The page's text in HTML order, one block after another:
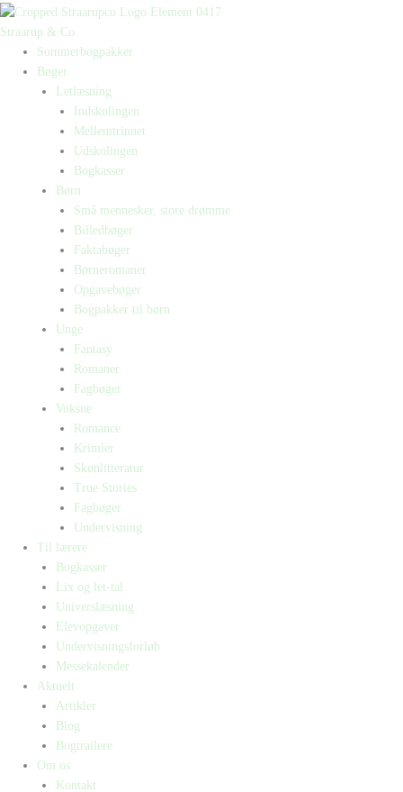
Straarup & Co
Sommerbogpakker
Bøger
Letlæsning
Indskolingen
Mellemtrinnet
Udskolingen
Bogkasser
Børn
Små mennesker, store drømme
Billedbøger
Faktabøger
Børneromaner
Opgavebøger
Bogpakker til børn
Unge
Fantasy
Romaner
Fagbøger
Voksne
Romance
Krimier
Skønlitteratur
True Stories
Fagbøger
Undervisning
Til lærere
Bogkasser
Lix og let-tal
Universlæsning
Elevopgaver
Undervisningsforløb
Messekalender
Aktuelt
Artikler
Blog
Bogtrailere
Om os
Kontakt